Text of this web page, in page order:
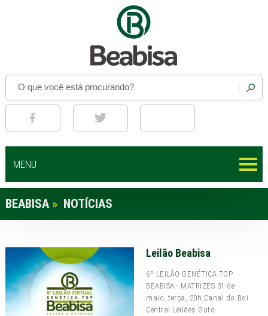
MENU
BEABISA » NOTÍCIAS
Leilão Beabisa
6º LEILÃO GENÉTICA TOP
BEABISA - MATRIZES 31 de
maio, terça, 20h Canal do Boi
Central Leilões Guto